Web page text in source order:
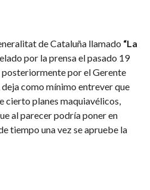
de Cataluña llamado “La
por la prensa el pasado 19
por el Gerente
deja como mínimo entrever que
cierto planes maquiavélicos,
al parecer podría poner en
tiempo una vez se apruebe la